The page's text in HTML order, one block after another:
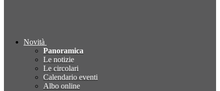
Novità
Panoramica
Le notizie
Le circolari
Calendario eventi
Albo online